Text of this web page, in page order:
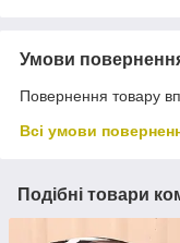
Умови
Повернення товару
Всі умови
Подібні товари